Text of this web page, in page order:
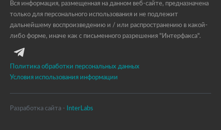
Вся информация, размещенная на данном веб-сайте, предназначена
только для персонального использования и не подлежит
дальнейшему воспроизведению и / или распространению в какой-
либо форме, иначе как с письменного разрешения "Интерфакса".
Политика обработки персональных данных
Условия использования информации
Разработка сайта - InterLabs